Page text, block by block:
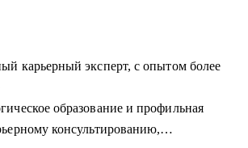
карьерный эксперт, с опытом более
образование и профильная
консультированию,